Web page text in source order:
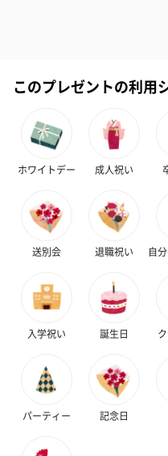
ハンドタオル・ハンカチ
ハンドタオル・ハンカチを同
キャンドル・お香
このプレゼントの利用
ホワイトデー 成人祝い
送別会 退職祝い 自
入学祝い 誕生日
パーティー 記念日